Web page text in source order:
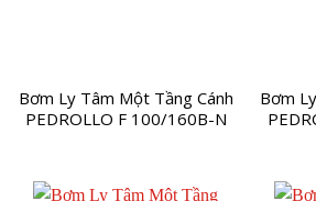
Bơm Ly Tâm Một Tầng Cánh
PEDROLLO F 100/160B-N
Bơm